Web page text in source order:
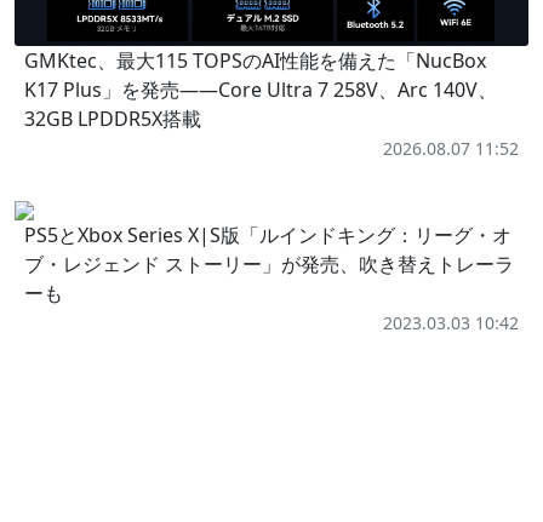
GMKtec、最大115 TOPSのAI性能を備えた「NucBox
K17 Plus」を発売――Core Ultra 7 258V、Arc 140V、
32GB LPDDR5X搭載
2026.08.07 11:52
PS5とXbox Series X|S版「ルインドキング：リーグ・オ
ブ・レジェンド ストーリー」が発売、吹き替えトレーラ
ーも
2023.03.03 10:42